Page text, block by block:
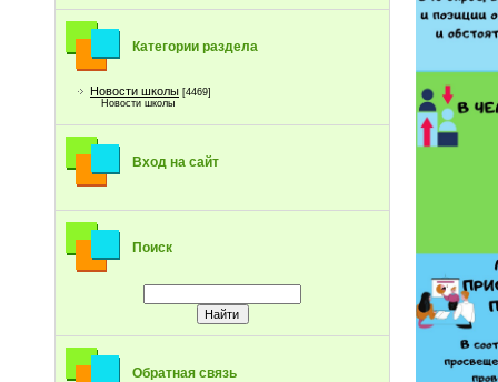
Категории раздела
Новости школы [4469]
Новости школы
Вход на сайт
Поиск
Обратная связь